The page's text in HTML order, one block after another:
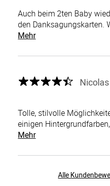
Auch beim 2ten Baby
den Danksagungskarten.
Mehr
Nicolas
Tolle, stilvolle
einigen
Mehr
Alle